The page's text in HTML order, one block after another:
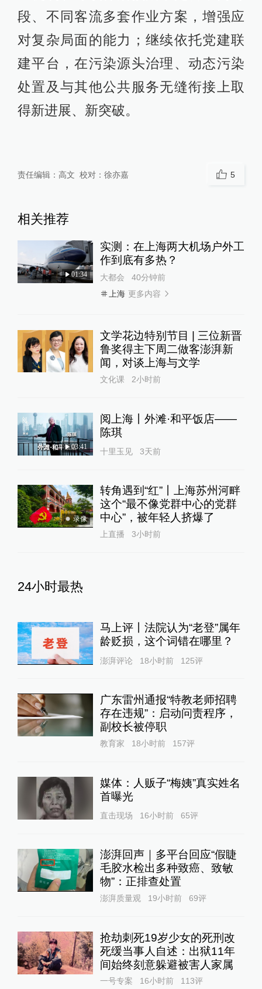
段、不同客流多套作业方案，增强应
对复杂局面的能力；继续依托党建联
建平台，在污染源头治理、动态污染
处置及与其他公共服务无缝衔接上取
得新进展、新突破。
责任编辑： 高文 校对： 徐亦嘉 5
相关推荐
01:34
实测：在上海两大机场户外工
作到底有多热？
大都会
40分钟前
上海 更多内容
文学花边特别节目 | 三位新晋
鲁奖得主下周二做客澎湃新
闻，对谈上海与文学
文化课 2小时前
03:41
阅上海丨外滩·和平饭店——
陈琪
十里玉见 3天前
录像
转角遇到“红”丨上海苏州河畔
这个“最不像党群中心的党群
中心”，被年轻人挤爆了
上直播 3小时前
24小时最热
马上评丨法院认为“老登”属年
龄贬损，这个词错在哪里？
澎湃评论 18小时前 125评
广东雷州通报“特教老师招聘
存在违规”：启动问责程序，
副校长被停职
教育家 18小时前 157评
媒体：人贩子“梅姨”真实姓名
首曝光
直击现场 16小时前 65评
澎湃回声｜多平台回应“假睫
毛胶水检出多种致癌、致敏
物”：正排查处置
澎湃质量观 19小时前 69评
抢劫刺死19岁少女的死刑改
死缓当事人自述：出狱11年
间始终刻意躲避被害人家属
一号专案 16小时前 113评